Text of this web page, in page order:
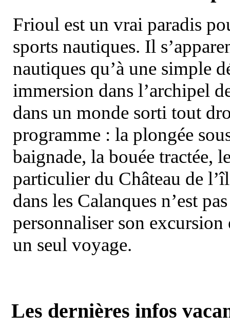
Frioul est un vrai paradis
sports nautiques. Il
nautiques qu’à une simple
immersion dans l’archipel
dans un monde sorti tout
programme : la plongée
baignade, la bouée tractée,
particulier du Château de
dans les Calanques n’est
personnaliser son
un seul voyage.
Les dernières infos